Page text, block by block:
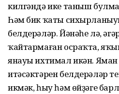
килгәндә ике таныш
Һәм бик ҡаты
белдерәләр. Йәнәһе лә,
ҡайтармаған осраҡта,
янауы ихтимал икән.
итәсәктәрен белдерәләр
икмәк, һыу һәм өйҙәге